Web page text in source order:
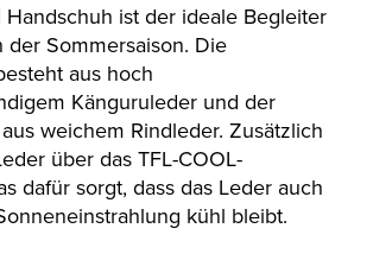
Handschuh ist der ideale Begleiter
der Sommersaison. Die
aus hoch
Känguruleder und der
weichem Rindleder. Zusätzlich
über das TFL-COOL-
dafür sorgt, dass das Leder auch
kühl bleibt.